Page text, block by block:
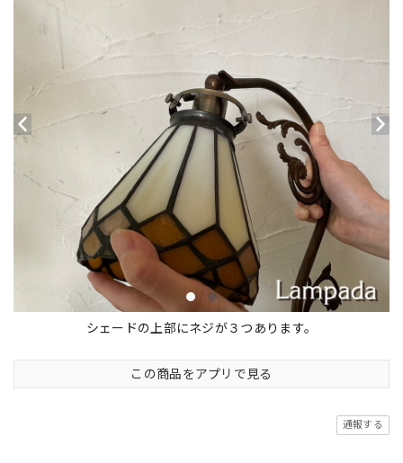
シェードの上部にネジが３つあります。
この商品をアプリで見る
通報する